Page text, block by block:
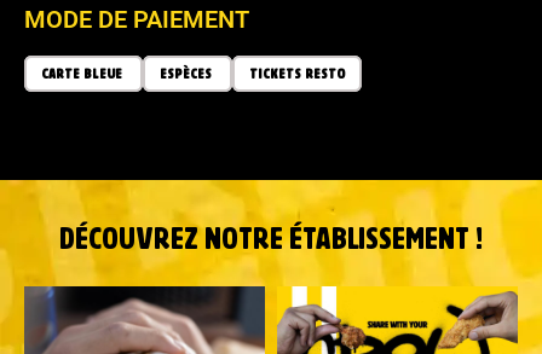
MODE DE PAIEMENT
CARTE BLEUE ESPÈCES TICKETS RESTO
DÉCOUVREZ NOTRE ÉTABLISSEMENT !